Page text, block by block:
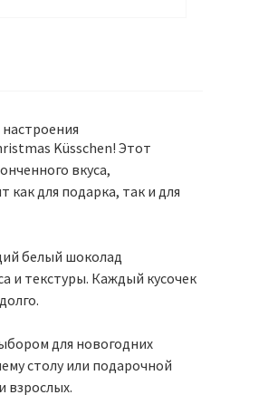
Küsschen! Этот
вкуса,
для подарка, так и для
белый шоколад
и текстуры. Каждый кусочек
для новогодних
столу или подарочной
взрослых.